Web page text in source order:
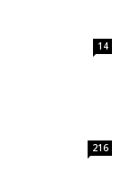
14
216